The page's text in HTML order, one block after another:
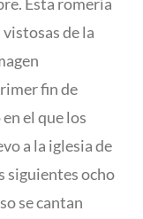
vistosas de la
fin de
el que los
a la iglesia de
siguientes ocho
se cantan